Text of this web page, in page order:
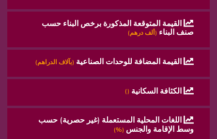
القيمة المتوقعة المذكورة برخص البناء حسب
صنف البناء (ألف درهم)
القيمة المضافة للوحدات الصناعية (بآلاف الدراهم)
الكثافة السكانية ()
اللغات المحلية المستعملة (غير حصرية) حسب
وسط الإقامة والجنس (%)